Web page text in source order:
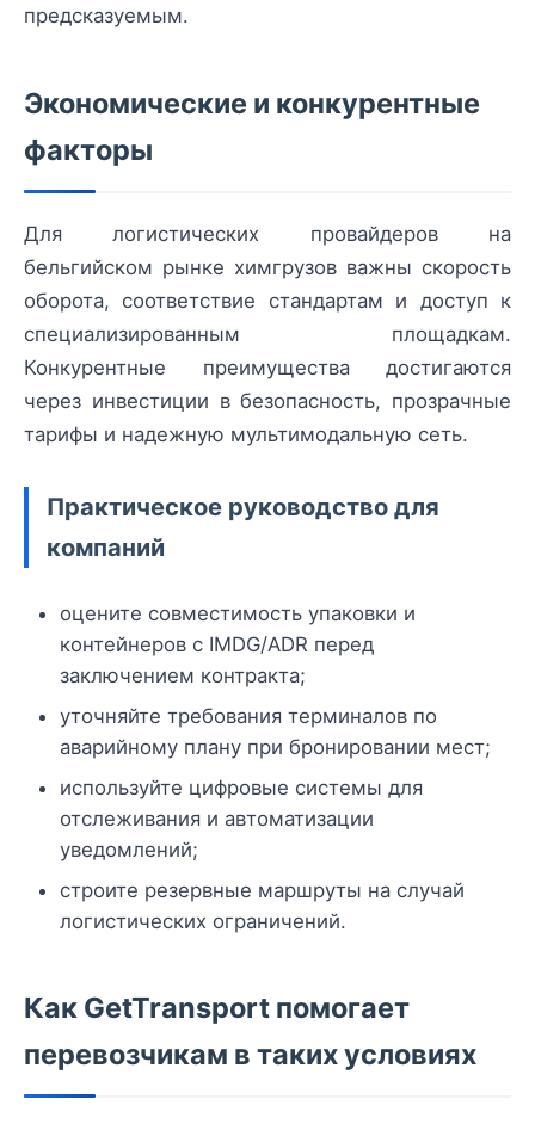
предсказуемым.
Экономические и конкурентные
факторы
Для логистических провайдеров на
бельгийском рынке химгрузов важны скорость
оборота, соответствие стандартам и доступ к
специализированным площадкам.
Конкурентные преимущества достигаются
через инвестиции в безопасность, прозрачные
тарифы и надежную мультимодальную сеть.
Практическое руководство для
компаний
оцените совместимость упаковки и
контейнеров с IMDG/ADR перед
заключением контракта;
уточняйте требования терминалов по
аварийному плану при бронировании мест;
используйте цифровые системы для
отслеживания и автоматизации
уведомлений;
строите резервные маршруты на случай
логистических ограничений.
Как GetTransport помогает
перевозчикам в таких условиях